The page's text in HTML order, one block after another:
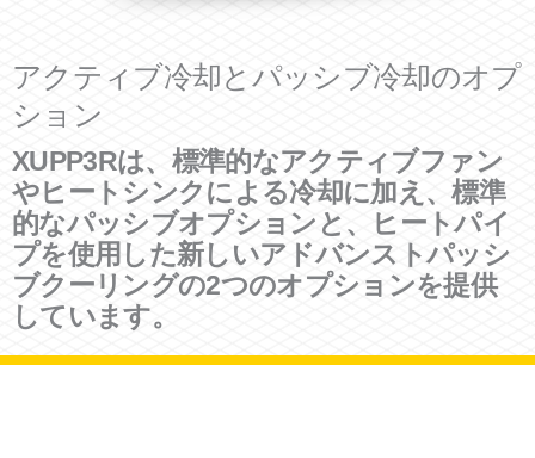
アクティブ冷却とパッシブ冷却のオプ
ション
XUPP3Rは、標準的なアクティブファン
やヒートシンクによる冷却に加え、標準
的なパッシブオプションと、ヒートパイ
プを使用した新しいアドバンストパッシ
ブクーリングの2つのオプションを提供
しています。